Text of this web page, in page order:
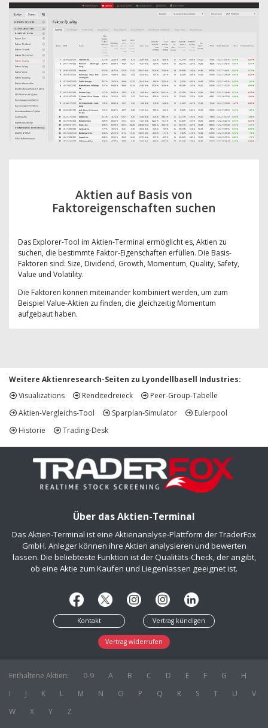
Aktien auf Basis von
Faktoreigenschaften suchen
Das Explorer-Tool im Aktien-Terminal ermöglicht es, Aktien zu
suchen, die bestimmte Faktor-Eigenschaften erfüllen. Die Basis-
Faktoren sind: Size, Dividend, Growth, Momentum, Quality, Safety,
Value und Volatility.
Die Faktoren können miteinander kombiniert werden, um zum
Beispiel Value-Aktien zu finden, die gleichzeitig Momentum
aufgebaut haben.
Weitere Aktienresearch-Seiten zu Lyondellbasell Industries:
Visualizations
Renditedreieck
Peer-Group-Tabelle
Aktien-Vergleichs-Tool
Sparplan-Simulator
Eulerpool
Historie
Trading-Desk
Über das Aktien-Terminal
Das Aktien-Terminal ist eine Aktienanalyse-Plattform der TraderFox
GmbH. Anleger können ihre Aktien analysieren und bewerten
lassen. Die beliebteste Funktion ist der Qualitäts-Check, der angibt,
ob eine Aktie zum Kaufen und Liegenlassen geeignet ist.
Kontakt Vertrag kündigen
Vertrag widerrufen
Enthaltene Aktien: 0-9 A B C D E F G
H
I
J K L M N O P Q R S T U
V
W
X Y Z